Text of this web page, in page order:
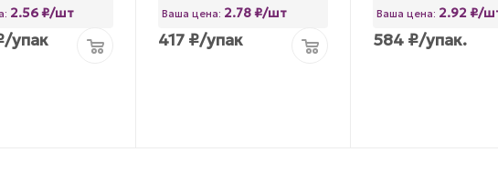
2.56 ₽/шт
/упак
Ваша цена: 2.78 ₽/шт
417 ₽/упак
Ваша цена: 2.92 ₽/
584 ₽/упак.